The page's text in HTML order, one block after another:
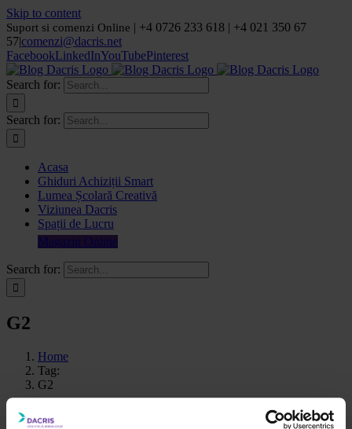
Skip to content
Suport si comenzi Online | +4 0726 233 618 | +4 021 350 67
57|comenzi@dacris.net
FacebookLinkedInYouTubePinterest
Search for:
Search for:
Acasa
Ghiduri Achiziții Smart
Lumea Școlară Creativă
Viziunea Dacris
Spații de Lucru
Magazin Online
Search for:
G2
Home
Tag:
G2
septembrie 2025